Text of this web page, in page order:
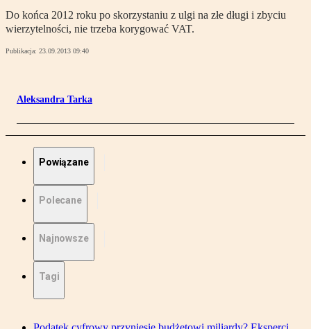
Do końca 2012 roku po skorzystaniu z ulgi na złe długi i zbyciu
wierzytelności, nie trzeba korygować VAT.
Publikacja: 23.09.2013 09:40
Aleksandra Tarka
Powiązane
Polecane
Najnowsze
Tagi